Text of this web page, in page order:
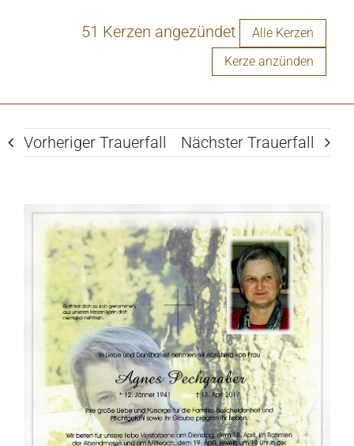
51 Kerzen angezündet
Alle Kerzen
Kerze anzünden
Vorheriger Trauerfall Nächster Trauerfall